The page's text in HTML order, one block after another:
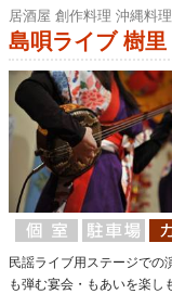
居酒屋 創作料理 沖縄料
島唄ライブ 樹里
民謡ライブ用ステージでの
も弾む宴会・もあいを楽し